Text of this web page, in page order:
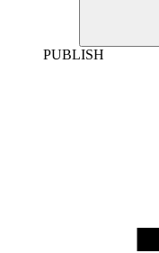
PUBLISH